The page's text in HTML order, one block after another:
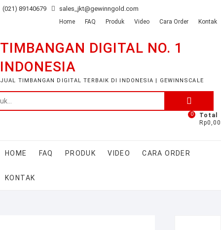
Skip
(021) 89140679 sales_jkt@gewinngold.com
Home FAQ Produk Video Cara Order Kontak
TIMBANGAN DIGITAL NO. 1
INDONESIA
JUAL TIMBANGAN DIGITAL TERBAIK DI INDONESIA | GEWINNSCALE
Pencarian
0
Total
Rp0,00
HOME FAQ PRODUK VIDEO CARA ORDER
KONTAK